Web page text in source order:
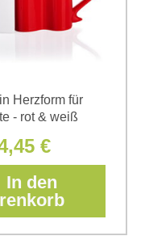
Herzform für
- rot & weiß
€
den